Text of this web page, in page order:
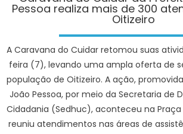
Pessoa realiza mais de 300
Oitizeiro
A Caravana do Cuidar retomou suas
feira (7), levando uma ampla oferta de
população de Oitizeiro. A ação,
João Pessoa, por meio da Secretaria de
Cidadania (Sedhuc), aconteceu na Praça
reuniu atendimentos nas áreas de